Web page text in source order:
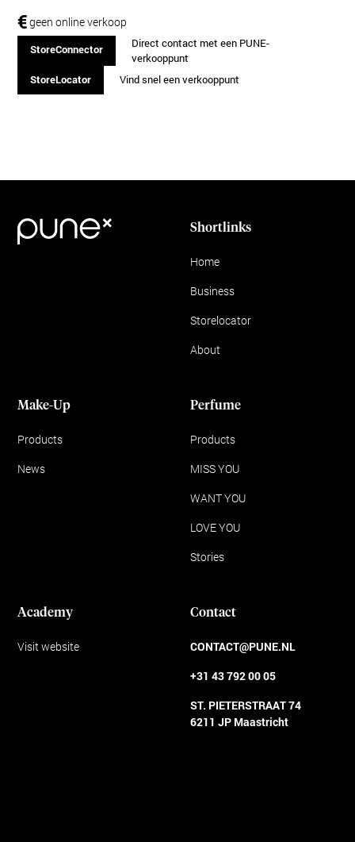
€geen online verkoop
StoreConnector
Direct contact met een PUNE-
verkooppunt
StoreLocator
Vind snel een verkooppunt
Shortlinks
Home
Business
Storelocator
About
Make-Up
Products
News
Perfume
Products
MISS YOU
WANT YOU
LOVE YOU
Stories
Academy
Visit website
Contact
CONTACT@PUNE.NL
+31 43 792 00 05
ST. PIETERSTRAAT 74
6211 JP Maastricht